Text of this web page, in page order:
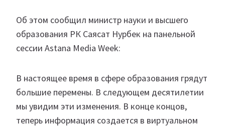
Об этом сообщил министр науки и высшего
образования РК Саясат Нурбек на панельной
сессии Astana Media Week:
В настоящее время в сфере образования грядут
большие перемены. В следующем десятилетии
мы увидим эти изменения. В конце концов,
теперь информация создается в виртуальном